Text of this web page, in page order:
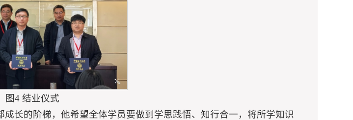
图4 结业仪式
长的阶梯，他希望全体学员要做到学思践悟、知行合一，将所学知识